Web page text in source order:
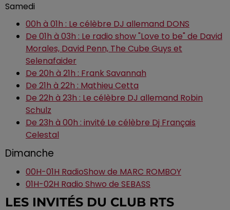
Samedi
00h à 01h : Le célèbre DJ allemand DONS
De 01h à 03h : Le radio show "Love to be" de David
Morales, David Penn, The Cube Guys et
Selenafaider
De 20h à 21h : Frank Savannah
De 21h à 22h : Mathieu Cetta
De 22h à 23h : Le célèbre DJ allemand Robin
Schulz
De 23h à 00h : invité Le célèbre Dj Français
Celestal
Dimanche
00H-01H RadioShow de MARC ROMBOY
01H-02H Radio Shwo de SEBASS
LES INVITÉS DU CLUB RTS